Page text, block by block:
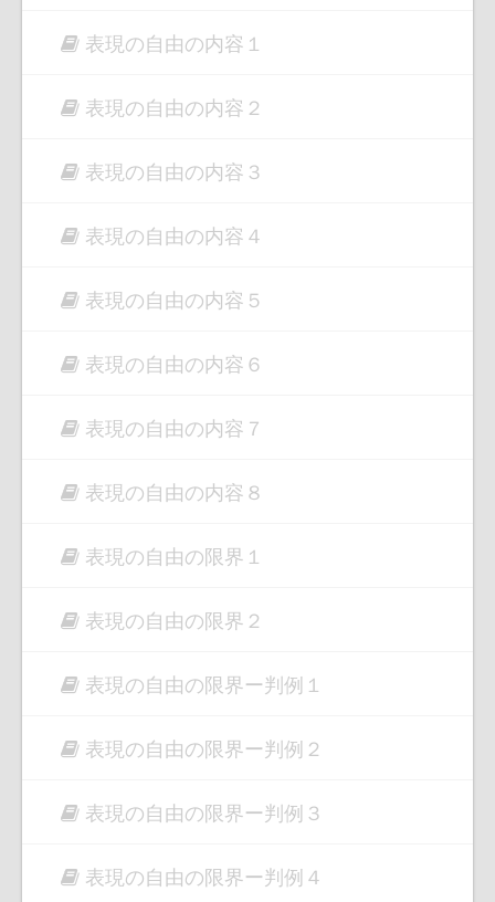
表現の自由の内容１
表現の自由の内容２
表現の自由の内容３
表現の自由の内容４
表現の自由の内容５
表現の自由の内容６
表現の自由の内容７
表現の自由の内容８
表現の自由の限界１
表現の自由の限界２
表現の自由の限界ー判例１
表現の自由の限界ー判例２
表現の自由の限界ー判例３
表現の自由の限界ー判例４